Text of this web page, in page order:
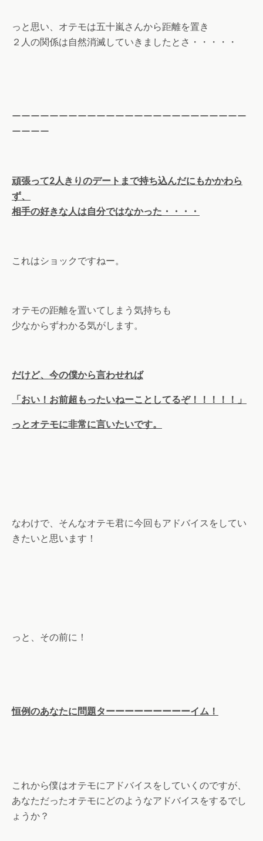
っと思い、オテモは五十嵐さんから距離を置き
２人の関係は自然消滅していきましたとさ・・・・・
ーーーーーーーーーーーーーーーーーーーーーーーーー
ーーーー
頑張って2人きりのデートまで持ち込んだにもかかわら
ず、
相手の好きな人は自分ではなかった・・・・
これはショックですねー。
オテモの距離を置いてしまう気持ちも
少なからずわかる気がします。
だけど、今の僕から言わせれば
「おい！お前超もったいねーことしてるぞ！！！！！」
っとオテモに非常に言いたいです。
なわけで、そんなオテモ君に今回もアドバイスをしてい
きたいと思います！
っと、その前に！
恒例のあなたに問題ターーーーーーーーーイム！
これから僕はオテモにアドバイスをしていくのですが、
あなただったオテモにどのようなアドバイスをするでし
ょうか？